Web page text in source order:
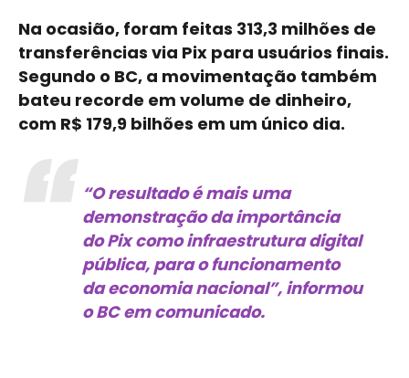
Na ocasião, foram feitas 313,3 milhões de
transferências via Pix para usuários finais.
Segundo o BC, a movimentação também
bateu recorde em volume de dinheiro,
com R$ 179,9 bilhões em um único dia.
“O resultado é mais uma
demonstração da importância
do Pix como infraestrutura digital
pública, para o funcionamento
da economia nacional”, informou
o BC em comunicado.